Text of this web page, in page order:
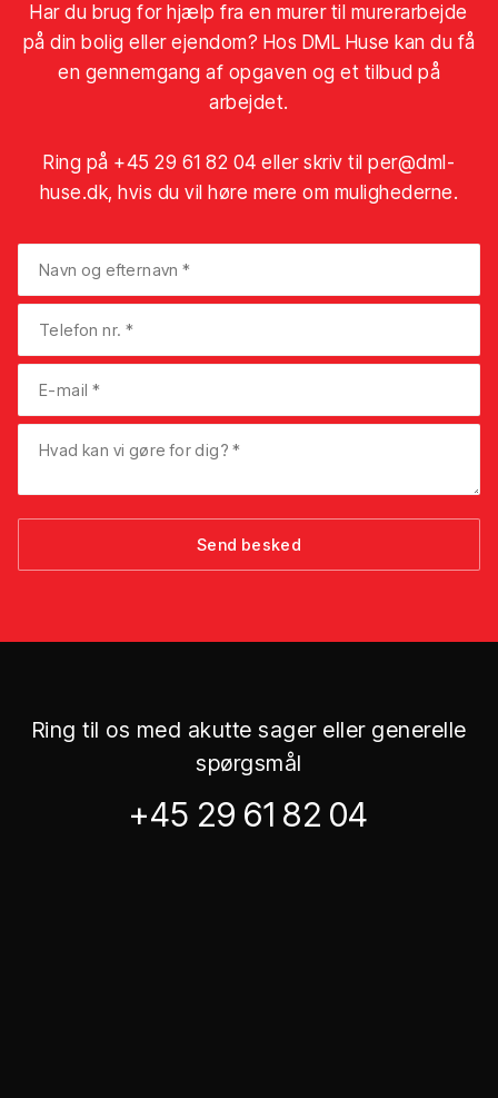
Har du brug for hjælp fra en murer til murerarbejde
på din bolig eller ejendom? Hos DML Huse kan du få
en gennemgang af opgaven og et tilbud på
arbejdet.
Ring på +45 29 61 82 04 eller skriv til per@dml-
huse.dk, hvis du vil høre mere om mulighederne.
Ring til os med akutte sager eller generelle
spørgsmål
+45 29 61 82 04